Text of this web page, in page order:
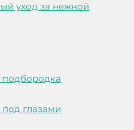
уход за нежной
подбородка
глазами